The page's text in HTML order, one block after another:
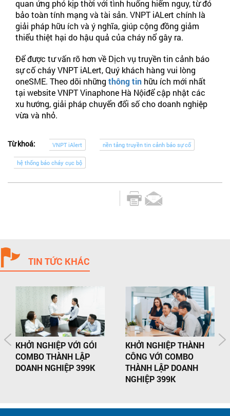
quan ứng phó kịp thời với tình huống hiểm nguy, từ đó
bảo toàn tính mạng và tài sản. VNPT iALert chính là
giải pháp hữu ích và ý nghĩa, giúp cộng đồng giảm
thiểu thiệt hại do hậu quả của cháy nổ gây ra.
Để được tư vấn rõ hơn về Dịch vụ truyền tin cảnh báo
sự cố cháy VNPT iALert, Quý khách hàng vui lòng
oneSME. Theo dõi những thông tin hữu ích mới nhất
tại website VNPT Vinaphone Hà Nộiđể cập nhật các
xu hướng, giải pháp chuyển đổi số cho doanh nghiệp
vừa và nhỏ.
Từ khoá: VNPT iAlert nền tảng truyền tin cảnh báo sự cố
hệ thống báo cháy cục bộ
TIN TỨC KHÁC
KHỞI NGHIỆP VỚI GÓI
COMBO THÀNH LẬP
DOANH NGHIỆP 399K
KHỞI NGHIỆP THÀNH
CÔNG VỚI COMBO
THÀNH LẬP DOANH
NGHIỆP 399K